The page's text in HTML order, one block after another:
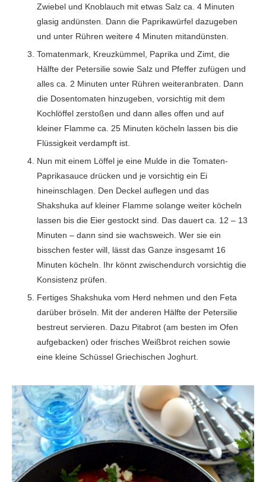
Zwiebel und Knoblauch mit etwas Salz ca. 4 Minuten
glasig andünsten. Dann die Paprikawürfel dazugeben
und unter Rühren weitere 4 Minuten mitandünsten.
Tomatenmark, Kreuzkümmel, Paprika und Zimt, die
Hälfte der Petersilie sowie Salz und Pfeffer zufügen und
alles ca. 2 Minuten unter Rühren weiteranbraten. Dann
die Dosentomaten hinzugeben, vorsichtig mit dem
Kochlöffel zerstoßen und dann alles offen und auf
kleiner Flamme ca. 25 Minuten köcheln lassen bis die
Flüssigkeit verdampft ist.
Nun mit einem Löffel je eine Mulde in die Tomaten-
Paprikasauce drücken und je vorsichtig ein Ei
hineinschlagen. Den Deckel auflegen und das
Shakshuka auf kleiner Flamme solange weiter köcheln
lassen bis die Eier gestockt sind. Das dauert ca. 12 – 13
Minuten – dann sind sie wachsweich. Wer sie ein
bisschen fester will, lässt das Ganze insgesamt 16
Minuten köcheln. Ihr könnt zwischendurch vorsichtig die
Konsistenz prüfen.
Fertiges Shakshuka vom Herd nehmen und den Feta
darüber bröseln. Mit der anderen Hälfte der Petersilie
bestreut servieren. Dazu Pitabrot (am besten im Ofen
aufgebacken) oder frisches Weißbrot reichen sowie
eine kleine Schüssel Griechischen Joghurt.